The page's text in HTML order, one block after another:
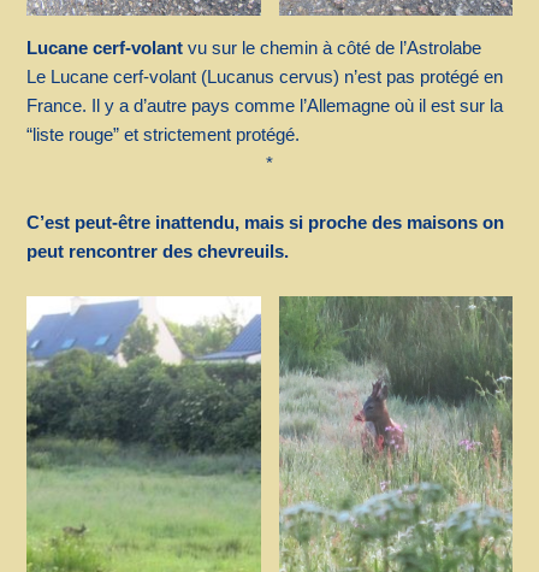
Lucane cerf-volant vu sur le chemin à côté de l’Astrolabe
Le Lucane cerf-volant (Lucanus cervus) n’est pas protégé en
France. Il y a d’autre pays comme l’Allemagne où il est sur la
“liste rouge” et strictement protégé.
*
C’est peut-être inattendu, mais si proche des maisons on
peut rencontrer des chevreuils.